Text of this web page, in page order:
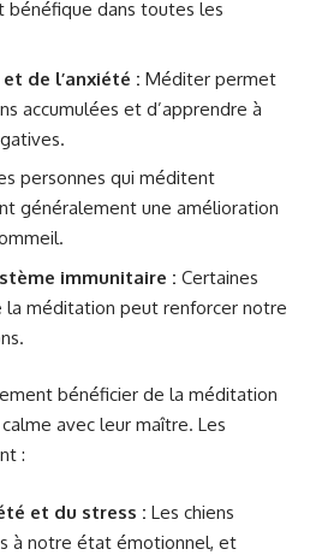
bénéfique dans toutes les
de l’anxiété : Méditer permet
accumulées et d’apprendre à
personnes qui méditent
généralement une amélioration
immunitaire : Certaines
méditation peut renforcer notre
bénéficier de la méditation
avec leur maître. Les
:
et du stress : Les chiens
à notre état émotionnel, et